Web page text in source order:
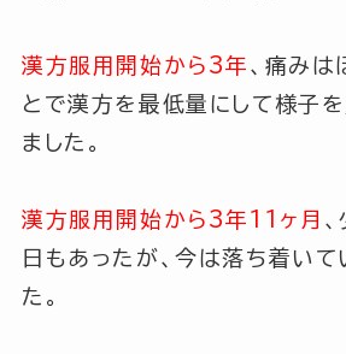
漢方服用開始から3年 、痛みは
とで漢方を最低量にして様子
ました。
漢方服用開始から3年11ヶ月
日もあったが、今は落ち着いて
た。